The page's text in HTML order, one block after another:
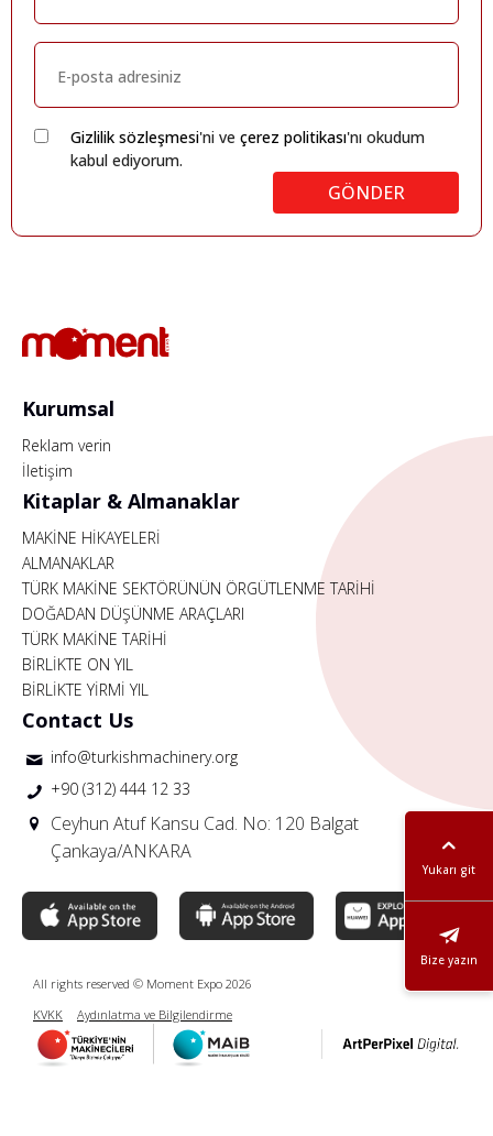
Gizlilik sözleşmesi'ni ve çerez politikası'nı okudum
kabul ediyorum.
GÖNDER
Yukarı git
Bize yazın
Kurumsal
Reklam verin
İletişim
Kitaplar & Almanaklar
MAKİNE HİKAYELERİ
ALMANAKLAR
TÜRK MAKİNE SEKTÖRÜNÜN ÖRGÜTLENME TARİHİ
DOĞADAN DÜŞÜNME ARAÇLARI
TÜRK MAKİNE TARİHİ
BİRLİKTE ON YIL
BİRLİKTE YİRMİ YIL
Contact Us
info@turkishmachinery.org
+90 (312) 444 12 33
Ceyhun Atuf Kansu Cad. No: 120 Balgat
Çankaya/ANKARA
All rights reserved © Moment Expo 2026
KVKK
Aydınlatma ve Bilgilendirme